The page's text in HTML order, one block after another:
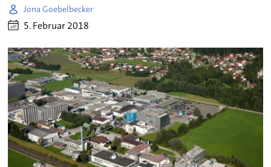
Jona Goebelbecker
5. Februar 2018